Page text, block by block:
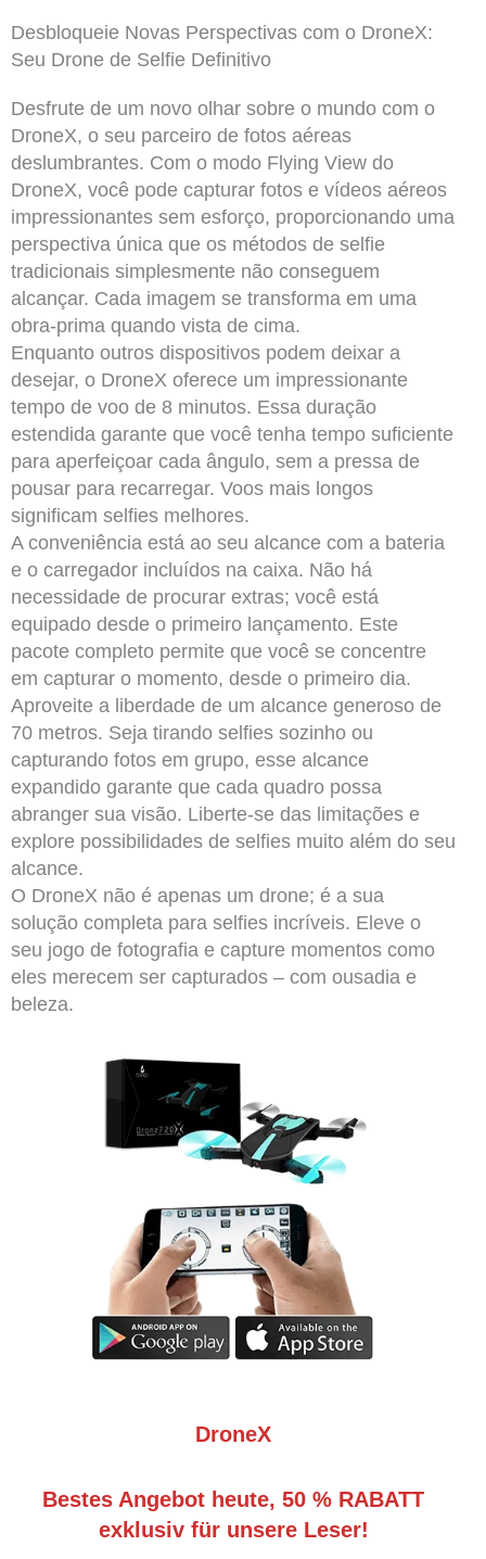
Desbloqueie Novas Perspectivas com o DroneX:
Seu Drone de Selfie Definitivo
Desfrute de um novo olhar sobre o mundo com o
DroneX, o seu parceiro de fotos aéreas
deslumbrantes. Com o modo Flying View do
DroneX, você pode capturar fotos e vídeos aéreos
impressionantes sem esforço, proporcionando uma
perspectiva única que os métodos de selfie
tradicionais simplesmente não conseguem
alcançar. Cada imagem se transforma em uma
obra-prima quando vista de cima.
Enquanto outros dispositivos podem deixar a
desejar, o DroneX oferece um impressionante
tempo de voo de 8 minutos. Essa duração
estendida garante que você tenha tempo suficiente
para aperfeiçoar cada ângulo, sem a pressa de
pousar para recarregar. Voos mais longos
significam selfies melhores.
A conveniência está ao seu alcance com a bateria
e o carregador incluídos na caixa. Não há
necessidade de procurar extras; você está
equipado desde o primeiro lançamento. Este
pacote completo permite que você se concentre
em capturar o momento, desde o primeiro dia.
Aproveite a liberdade de um alcance generoso de
70 metros. Seja tirando selfies sozinho ou
capturando fotos em grupo, esse alcance
expandido garante que cada quadro possa
abranger sua visão. Liberte-se das limitações e
explore possibilidades de selfies muito além do seu
alcance.
O DroneX não é apenas um drone; é a sua
solução completa para selfies incríveis. Eleve o
seu jogo de fotografia e capture momentos como
eles merecem ser capturados – com ousadia e
beleza.
DroneX
Bestes Angebot heute, 50 % RABATT
exklusiv für unsere Leser!